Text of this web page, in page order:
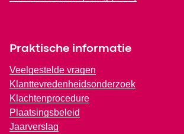
Praktische informatie
Veelgestelde vragen
Klanttevredenheidsonderzoek
Klachtenprocedure
Plaatsingsbeleid
Jaarverslag